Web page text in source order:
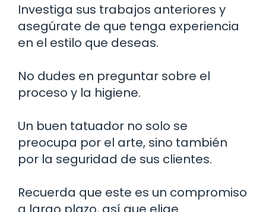
Investiga sus trabajos anteriores y
asegúrate de que tenga experiencia
en el estilo que deseas.
No dudes en preguntar sobre el
proceso y la higiene.
Un buen tatuador no solo se
preocupa por el arte, sino también
por la seguridad de sus clientes.
Recuerda que este es un compromiso